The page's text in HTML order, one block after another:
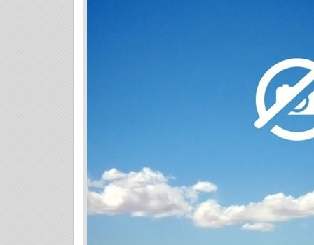
bratislavskej mestskej časti Dúbravka
futbalový a zimný štadión, pošta,
reštaurácie a pod.) Detaily projektu
- komfortné a funkčné rodinné bývanie
- komplexná vybavenosť na jednom
prírodou, blízkosť nákupného centra
- pivničná kobka v cene bytu
- každý z bytov má orientáciu na
- možnosť variability bytových dispozícií
- výhodné podmienky financovania
- objekt obsahuje aj 11 nebytových